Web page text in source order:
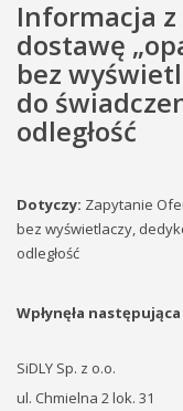
Informacja
dostawę
bez
do
odległość
Dotyczy: Zapytanie
bez wyświetlaczy,
odległość
Wpłynęła
SiDLY Sp. z o.o.
ul. Chmielna 2 lok. 31